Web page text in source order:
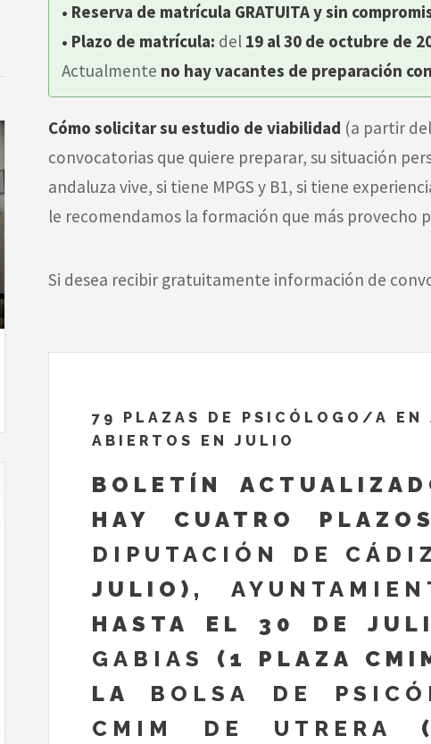
• Reserva de matrícula GRATUITA y sin
• Plazo de matrícula: del 19 al 30 de octubre de
Actualmente no hay vacantes de preparación
Cómo solicitar su estudio de viabilidad (a partir
convocatorias que quiere preparar, su situación
andaluza vive, si tiene MPGS y B1, si tiene
le recomendamos la formación que más provecho
Si desea recibir gratuitamente información de
79 PLAZAS DE PSICÓLOGO/A
ABIERTOS EN JULIO
BOLETÍN
HAY CUATRO
DIPUTACIÓN DE CÁDIZ
JULIO),
HASTA EL 30 DE
GABIAS
(1 PLAZA
LA BOLSA DE
CMIM DE UTRERA